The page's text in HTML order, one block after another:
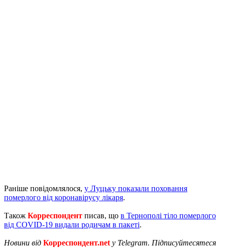
Раніше повідомлялося, у Луцьку показали поховання
померлого від коронавірусу лікаря.
Також Корреспондент писав, що в Тернополі тіло померлого
від COVID-19 видали родичам в пакеті.
Новини від Корреспондент.net у Telegram. Підписуйтесятеся